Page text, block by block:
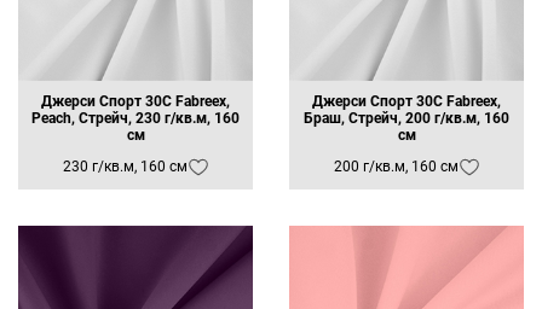
Джерси Спорт 30C Fabreex,
Peach, Стрейч, 230 г/кв.м, 160
см
230 г/кв.м, 160 см
Джерси Спорт 30C Fabreex,
Браш, Стрейч, 200 г/кв.м, 160
см
200 г/кв.м, 160 см
Заявка на бесплатные образцы